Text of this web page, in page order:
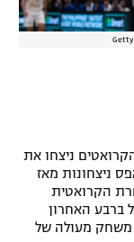
ניצחו את
ניצחונות מאז
הקרואטית
ברבע האחרון
משחק מעולה של